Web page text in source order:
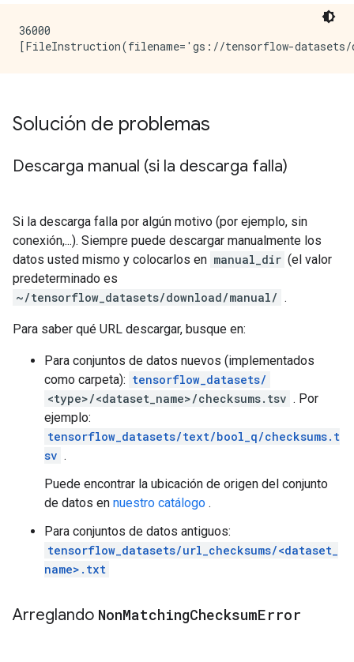
36000
Solución de problemas
Descarga manual (si la descarga falla)
Si la descarga falla por algún motivo (por ejemplo, sin
conexión,...). Siempre puede descargar manualmente los
datos usted mismo y colocarlos en manual_dir (el valor
predeterminado es
~/tensorflow_datasets/download/manual/ .
Para saber qué URL descargar, busque en:
Para conjuntos de datos nuevos (implementados
como carpeta): tensorflow_datasets/
<type>/<dataset_name>/checksums.tsv . Por
ejemplo:
tensorflow_datasets/text/bool_q/checksums.t
sv .
Puede encontrar la ubicación de origen del conjunto
de datos en nuestro catálogo .
Para conjuntos de datos antiguos:
tensorflow_datasets/url_checksums/<dataset_
name>.txt
Arreglando NonMatchingChecksumError